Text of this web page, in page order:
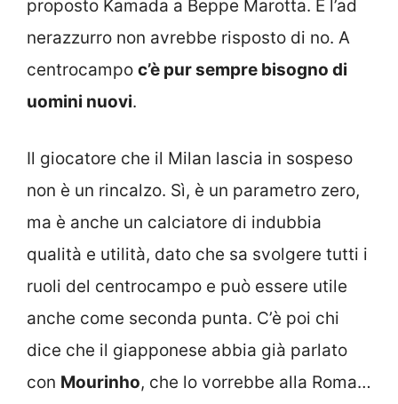
proposto Kamada a Beppe Marotta. E l’ad
nerazzurro non avrebbe risposto di no. A
centrocampo c’è pur sempre bisogno di
uomini nuovi.
Il giocatore che il Milan lascia in sospeso
non è un rincalzo. Sì, è un parametro zero,
ma è anche un calciatore di indubbia
qualità e utilità, dato che sa svolgere tutti i
ruoli del centrocampo e può essere utile
anche come seconda punta. C’è poi chi
dice che il giapponese abbia già parlato
con Mourinho, che lo vorrebbe alla Roma…